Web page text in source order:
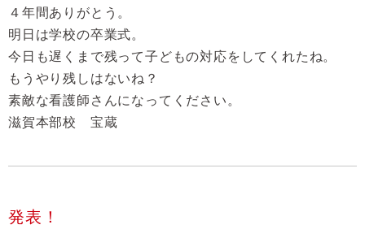
４年間ありがとう。
明日は学校の卒業式。
今日も遅くまで残って子どもの対応をしてくれたね。
もうやり残しはないね？
素敵な看護師さんになってください。
滋賀本部校 宝蔵
発表！